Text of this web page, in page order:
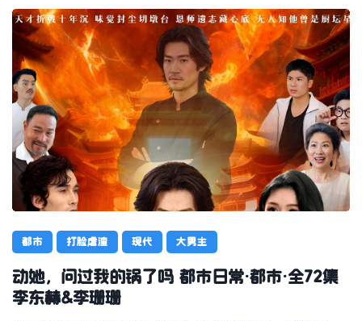
都市 打脸虐渣 现代 大男主
动她，问过我的锅了吗 都市日常·都市·全72集
李东赫&李珊珊